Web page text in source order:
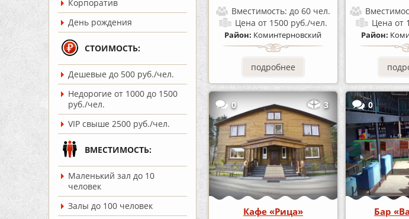
Корпоратив
День рождения
СТОИМОСТЬ:
Дешевые до 500 руб./чел.
Недорогие от 1000 до 1500
руб./чел.
VIP свыше 2500 руб./чел.
ВМЕСТИМОСТЬ:
Маленький зал до 10
человек
Залы до 100 человек
Вместимость: до 60 чел.
Ценаот 1500 руб./чел.
Район: Коминтерновский
подробнее
Цена от
Район:
0 3
Кафе «Рица»
0
Бар